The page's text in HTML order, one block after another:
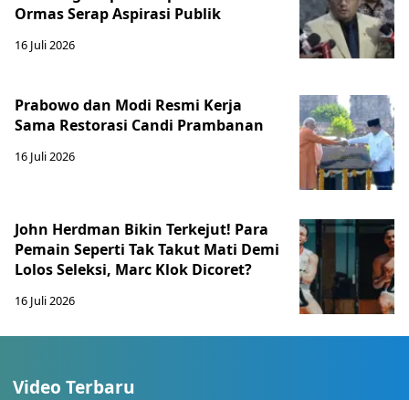
Ormas Serap Aspirasi Publik
16 Juli 2026
Prabowo dan Modi Resmi Kerja
Sama Restorasi Candi Prambanan
16 Juli 2026
John Herdman Bikin Terkejut! Para
Pemain Seperti Tak Takut Mati Demi
Lolos Seleksi, Marc Klok Dicoret?
16 Juli 2026
Video Terbaru